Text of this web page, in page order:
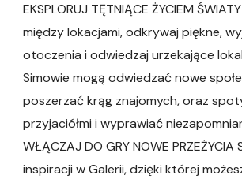
EKSPLORUJ TĘTNIĄCE ŻYCIEM
między lokacjami, odkrywaj piękne,
otoczenia i odwiedzaj urzekające
Simowie mogą odwiedzać nowe
poszerzać krąg znajomych, oraz
przyjaciółmi i wyprawiać
WŁĄCZAJ DO GRY NOWE
inspiracji w Galerii, dzięki której